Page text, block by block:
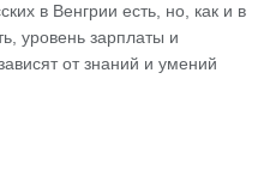
в Венгрии есть, но, как и в
уровень зарплаты и
от знаний и умений